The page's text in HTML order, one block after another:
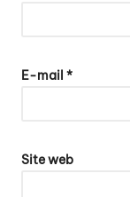
E-mail *
Site web